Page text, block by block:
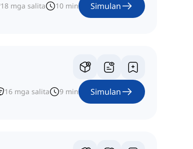
18 mga salita 10 min Simulan
16 mga salita 9 min Simulan